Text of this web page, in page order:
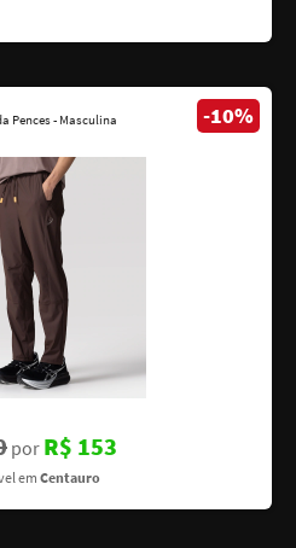
Pences - Masculina -10%
por R$ 153
em Centauro